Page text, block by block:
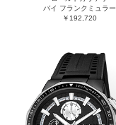
バイ フランクミュラー
￥192,720